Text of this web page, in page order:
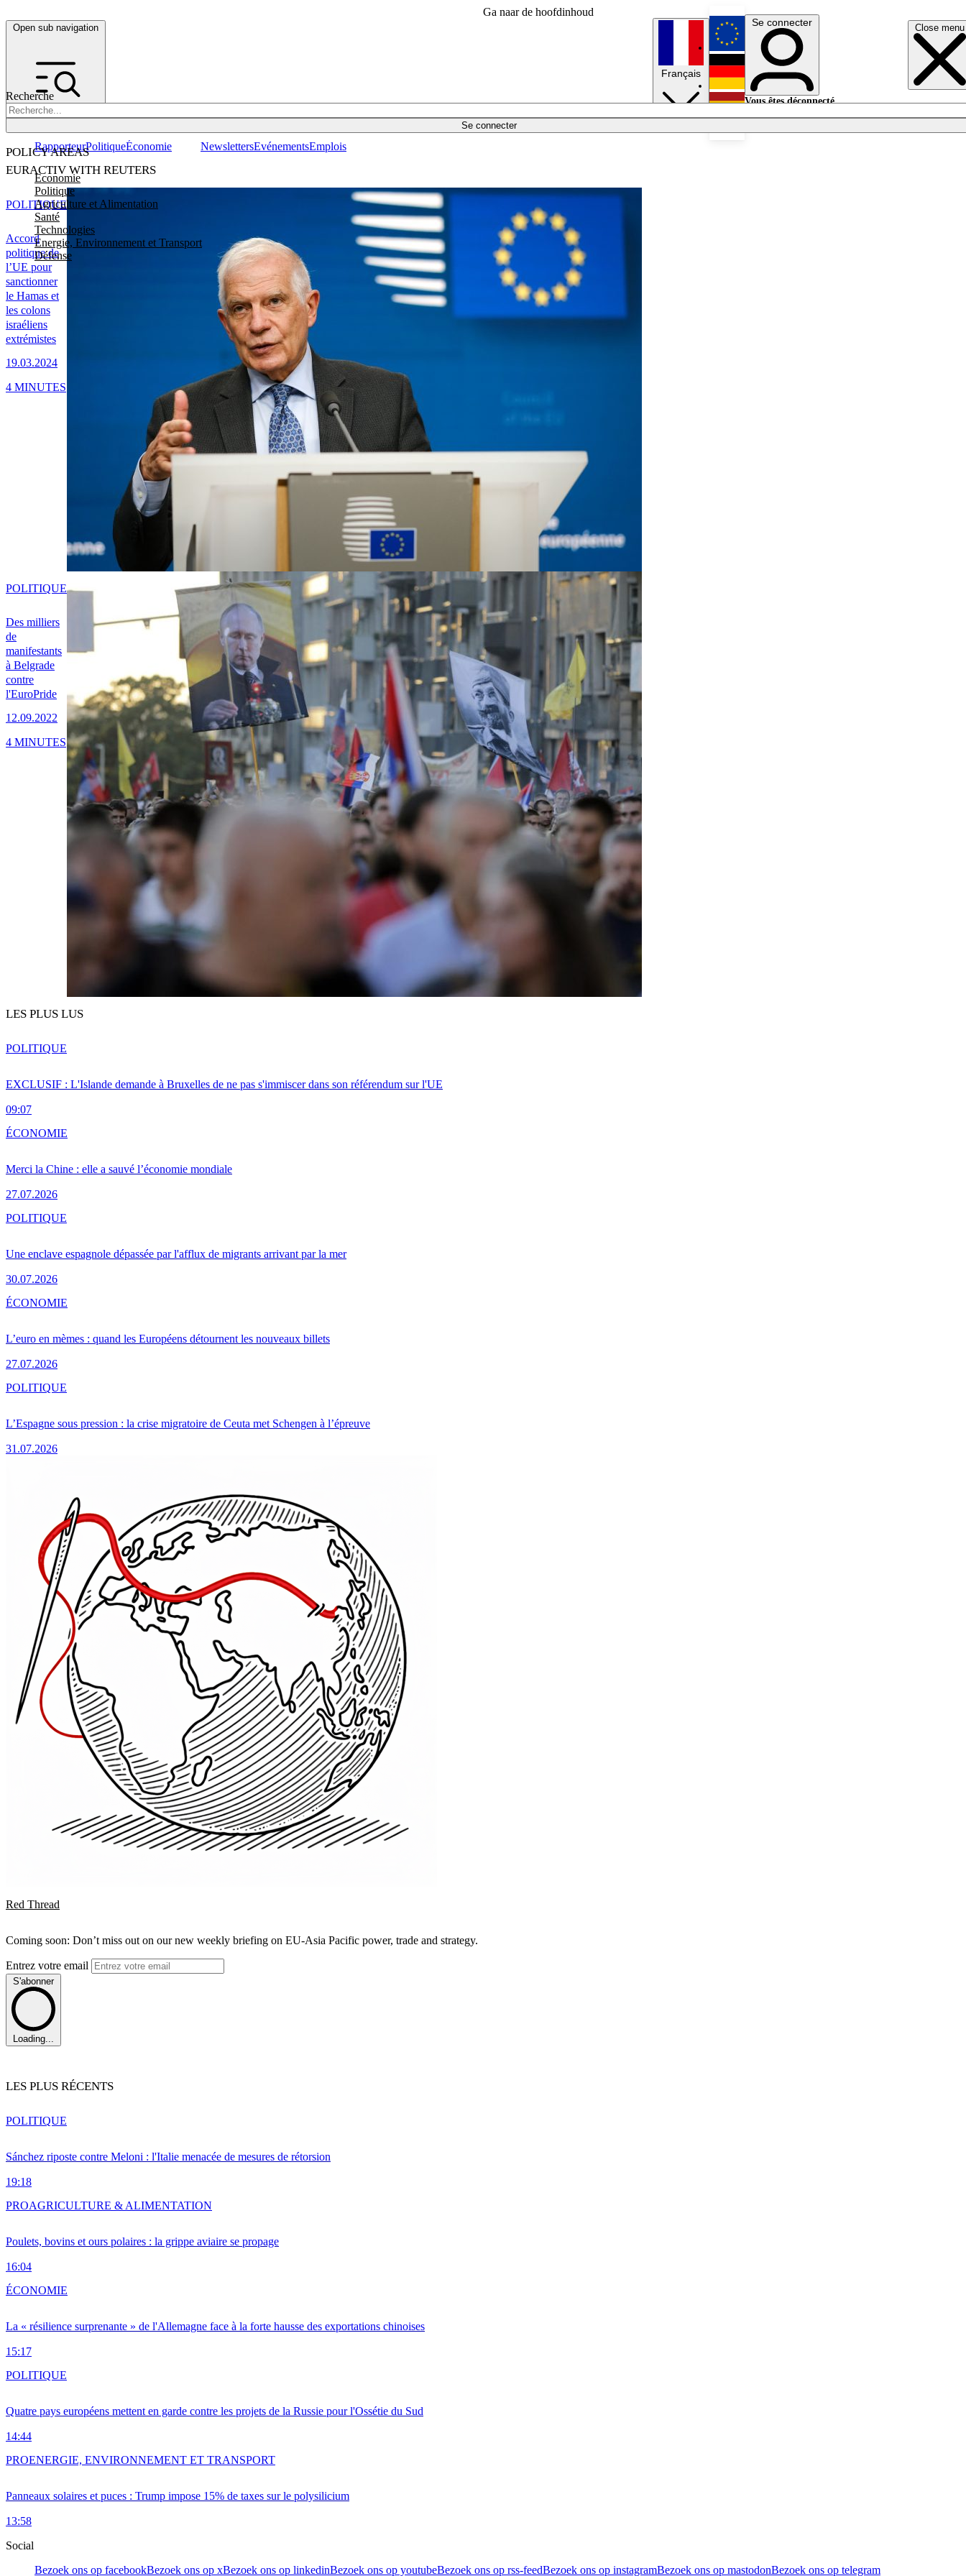
Ga naar de hoofdinhoud
Open sub navigation Close menu
Recherche
Se connecter
POLICY AREAS
Economie
Politique
Agriculture et Alimentation
Santé
Technologies
Energie, Environnement et Transport
Défense
RapporteurPolitiqueÉconomie NewslettersEvénementsEmplois
Français
English
Deutsch
Se connecter
Vous êtes déconnecté.
EURACTIV WITH REUTERS
Accord
politique de
l’UE pour
sanctionner
le Hamas et
les colons
israéliens
extrémistes
19.03.2024
POLITIQUE
4 MINUTES
Des milliers
de
manifestants
à Belgrade
contre
l'EuroPride
12.09.2022
POLITIQUE
4 MINUTES
LES PLUS LUS
EXCLUSIF : L'Islande demande à Bruxelles de ne pas s'immiscer dans son référendum sur l'UE
09:07
POLITIQUE
Merci la Chine : elle a sauvé l’économie mondiale
27.07.2026
ÉCONOMIE
Une enclave espagnole dépassée par l'afflux de migrants arrivant par la mer
30.07.2026
POLITIQUE
L’euro en mèmes : quand les Européens détournent les nouveaux billets
27.07.2026
ÉCONOMIE
L’Espagne sous pression : la crise migratoire de Ceuta met Schengen à l’épreuve
31.07.2026
POLITIQUE
Red Thread
Coming soon: Don’t miss out on our new weekly briefing on EU-Asia Pacific power, trade and strategy.
Entrez votre email
S'abonner
Loading...
LES PLUS RÉCENTS
Sánchez riposte contre Meloni : l'Italie menacée de mesures de rétorsion
19:18
POLITIQUE
Poulets, bovins et ours polaires : la grippe aviaire se propage
16:04
PROAGRICULTURE & ALIMENTATION
La « résilience surprenante » de l'Allemagne face à la forte hausse des exportations chinoises
15:17
ÉCONOMIE
Quatre pays européens mettent en garde contre les projets de la Russie pour l'Ossétie du Sud
14:44
POLITIQUE
Panneaux solaires et puces : Trump impose 15% de taxes sur le polysilicium
13:58
PROENERGIE, ENVIRONNEMENT ET TRANSPORT
Social
Bezoek ons op facebookBezoek ons op xBezoek ons op linkedinBezoek ons op youtubeBezoek ons op rss-feedBezoek ons op instagramBezoek ons op mastodonBezoek ons op telegram